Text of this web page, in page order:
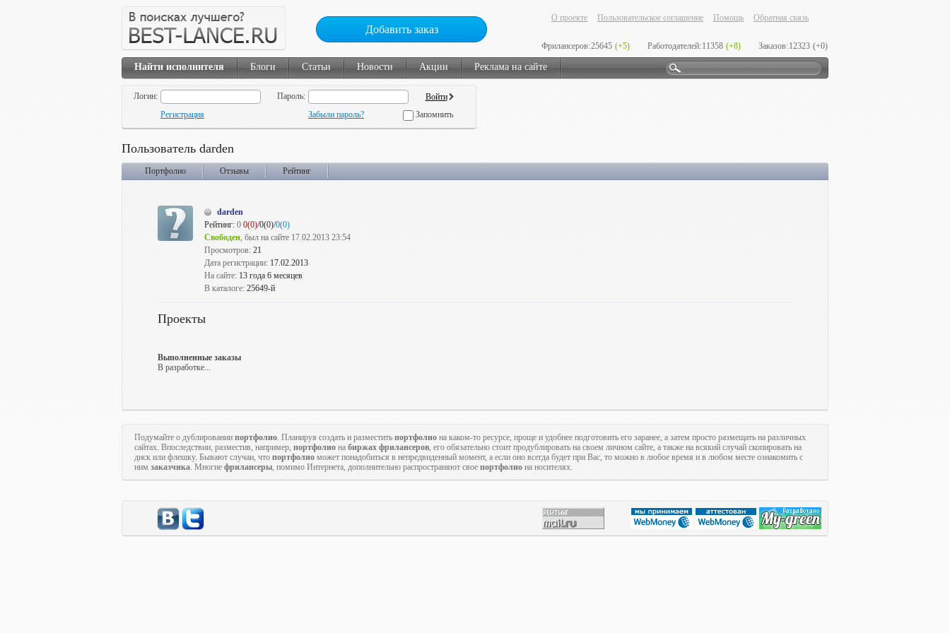
Добавить заказ
О проекте Пользовательское соглашение Помощь Обратная связь
Фрилансеров:25645 (+5) Работодателей:11358 (+8) Заказов:12323 (+0)
Найти исполнителя Блоги Статьи Новости Акции Реклама на сайте
Логин:
Пароль:
Регистрация
Забыли пароль? Запомнить
Пользователь darden
Портфолио Отзывы Рейтинг
darden
Рейтинг: 0 0(0)/0(0)/0(0)
Свободен, был на сайте 17.02.2013 23:54
Просмотров: 21
Дата регистрации: 17.02.2013
На сайте: 13 года 6 месяцев
В каталоге: 25649-й
Проекты
Выполненные заказы
В разработке...
Подумайте о дублировании портфолио. Планируя создать и разместить портфолио на каком-то ресурсе, проще и удобнее подготовить его заранее, а затем просто размещать на различных
сайтах. Впоследствии, разместив, например, портфолио на биржах фрилансеров, его обязательно стоит продублировать на своем личном сайте, а также на всякий случай скопировать на
диск или флешку. Бывают случаи, что портфолио может понадобиться в непредвиденный момент, а если оно всегда будет при Вас, то можно в любое время и в любом месте ознакомить с
ним заказчика. Многие фрилансеры, помимо Интернета, дополнительно распространяют свое портфолио на носителях.